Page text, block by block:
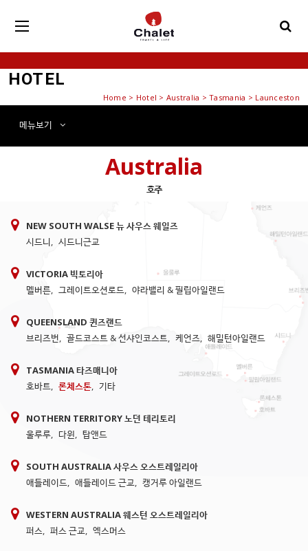
HOTEL
Home > Hotel > Australia > Tasmania > Launceston
메뉴보기
호주
Australia
NEW SOUTH WALSE 뉴 사우스 웨일즈
시드니, 시드니근교
VICTORIA 빅토리아
멜버른, 그레이트오션로드, 야라밸리 & 필립아일랜드
QUEENSLAND 퀸즈랜드
브리즈번, 골드코스트 & 선샤인코스트, 케언즈, 해밀턴아일랜드
TASMANIA 타즈매니아
호바트, 론체스톤, 기타
NOTHERN TERRITORY 노던 테리토리
울루루, 다윈, 탑앤드
SOUTH AUSTRALIA 사우스 오스트레일리아
애들레이드, 애들레이드 근교, 캥거루 아일랜드
WESTERN AUSTRALIA 웨스턴 오스트레일리아
퍼스, 퍼스 근교, 엑스머스